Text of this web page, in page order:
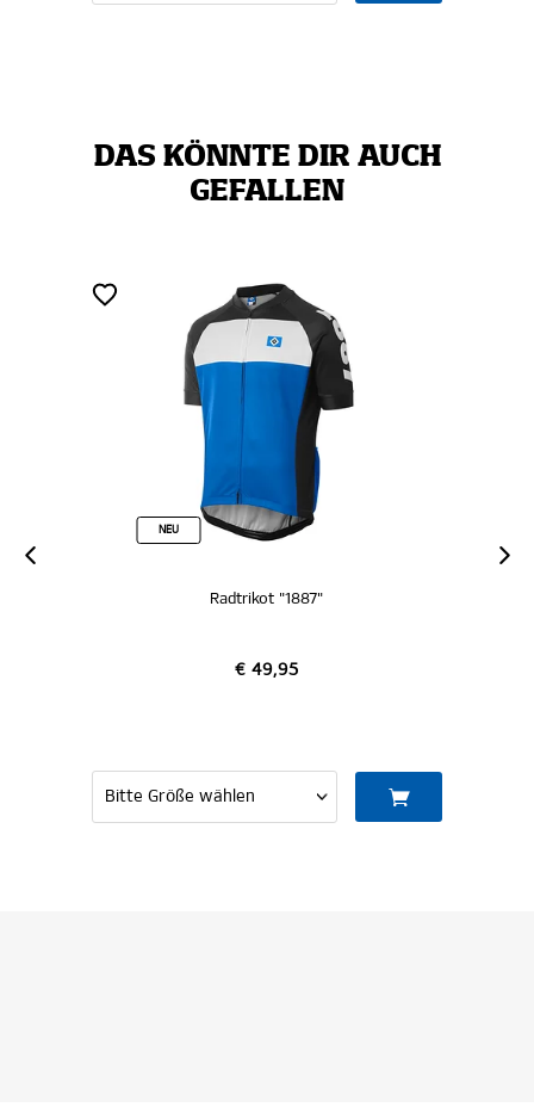
DAS KÖNNTE DIR AUCH
GEFALLEN
NEU
Radtrikot "1887"
€ 49,95